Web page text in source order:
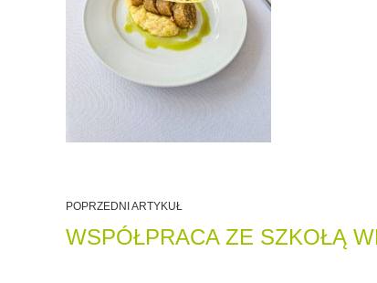
POPRZEDNI ARTYKUŁ
WSPÓŁPRACA ZE SZKOŁĄ